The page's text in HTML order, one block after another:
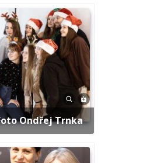
Foto Ondřej Trnka